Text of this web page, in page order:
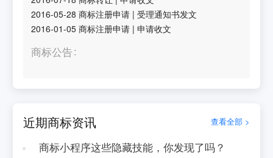
2016-05-28 商标注册申请 |受理通知书发文
2016-01-05 商标注册申请 |申请收文
商标公告
近期商标资讯 查看全部 >
商标小程序这些隐藏技能，你发现了吗？